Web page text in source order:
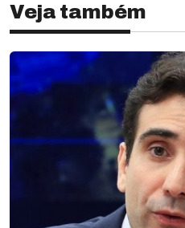
Veja também